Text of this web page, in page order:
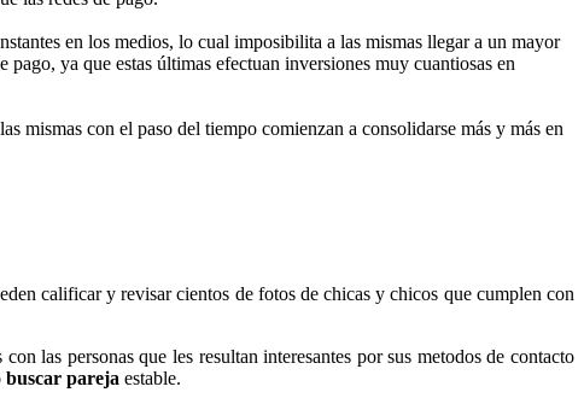
en los medios, lo cual imposibilita a las mismas llegar a un mayor
ya que estas últimas efectuan inversiones muy cuantiosas en
mismas con el paso del tiempo comienzan a consolidarse más y más en
calificar y revisar cientos de fotos de chicas y chicos que cumplen con
las personas que les resultan interesantes por sus metodos de contacto
buscar pareja estable.